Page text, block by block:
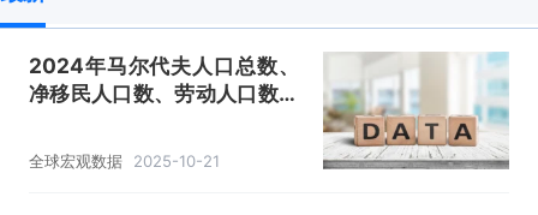
2024年马尔代夫人口总数、
净移民人口数、劳动人口数、
析
全球宏观数据 2025-10-21